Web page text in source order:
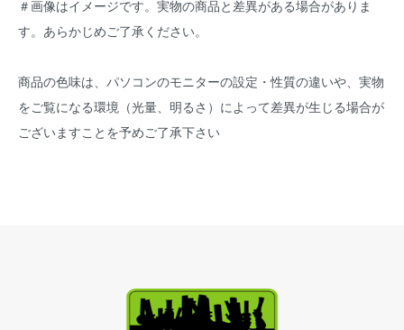
＃画像はイメージです。実物の商品と差異がある場合がありま
す。あらかじめご了承ください。
商品の色味は、パソコンのモニターの設定・性質の違いや、実物
をご覧になる環境（光量、明るさ）によって差異が生じる場合が
ございますことを予めご了承下さい